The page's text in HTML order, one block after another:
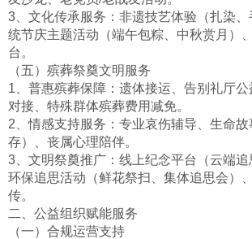
3、文化传承服务：非遗技艺体验（扎染
统节庆主题活动（端午包粽、中秋赏月）
台。
（五）殡葬祭奠文明服务
1、普惠殡葬保障：遗体接运、告别礼厅
对接、特殊群体殡葬费用减免。
2、情感支持服务：专业哀伤辅导、生命故
存）、丧属心理陪伴。
3、文明祭奠推广：线上纪念平台（云端追
环保追思活动（鲜花祭扫、集体追思会）
传。
二、公益组织赋能服务
（一）合规运营支持